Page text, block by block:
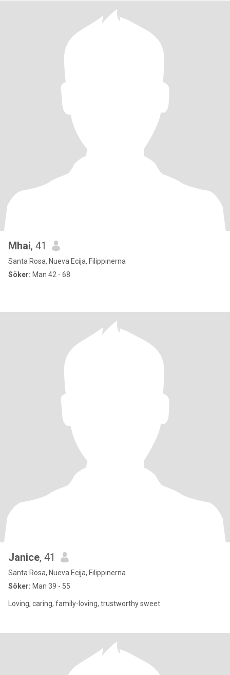
Mhai, 41
Santa Rosa, Nueva Ecija, Filippinerna
Söker: Man 42 - 68
Janice, 41
Santa Rosa, Nueva Ecija, Filippinerna
Söker: Man 39 - 55
Loving, caring, family-loving, trustworthy sweet